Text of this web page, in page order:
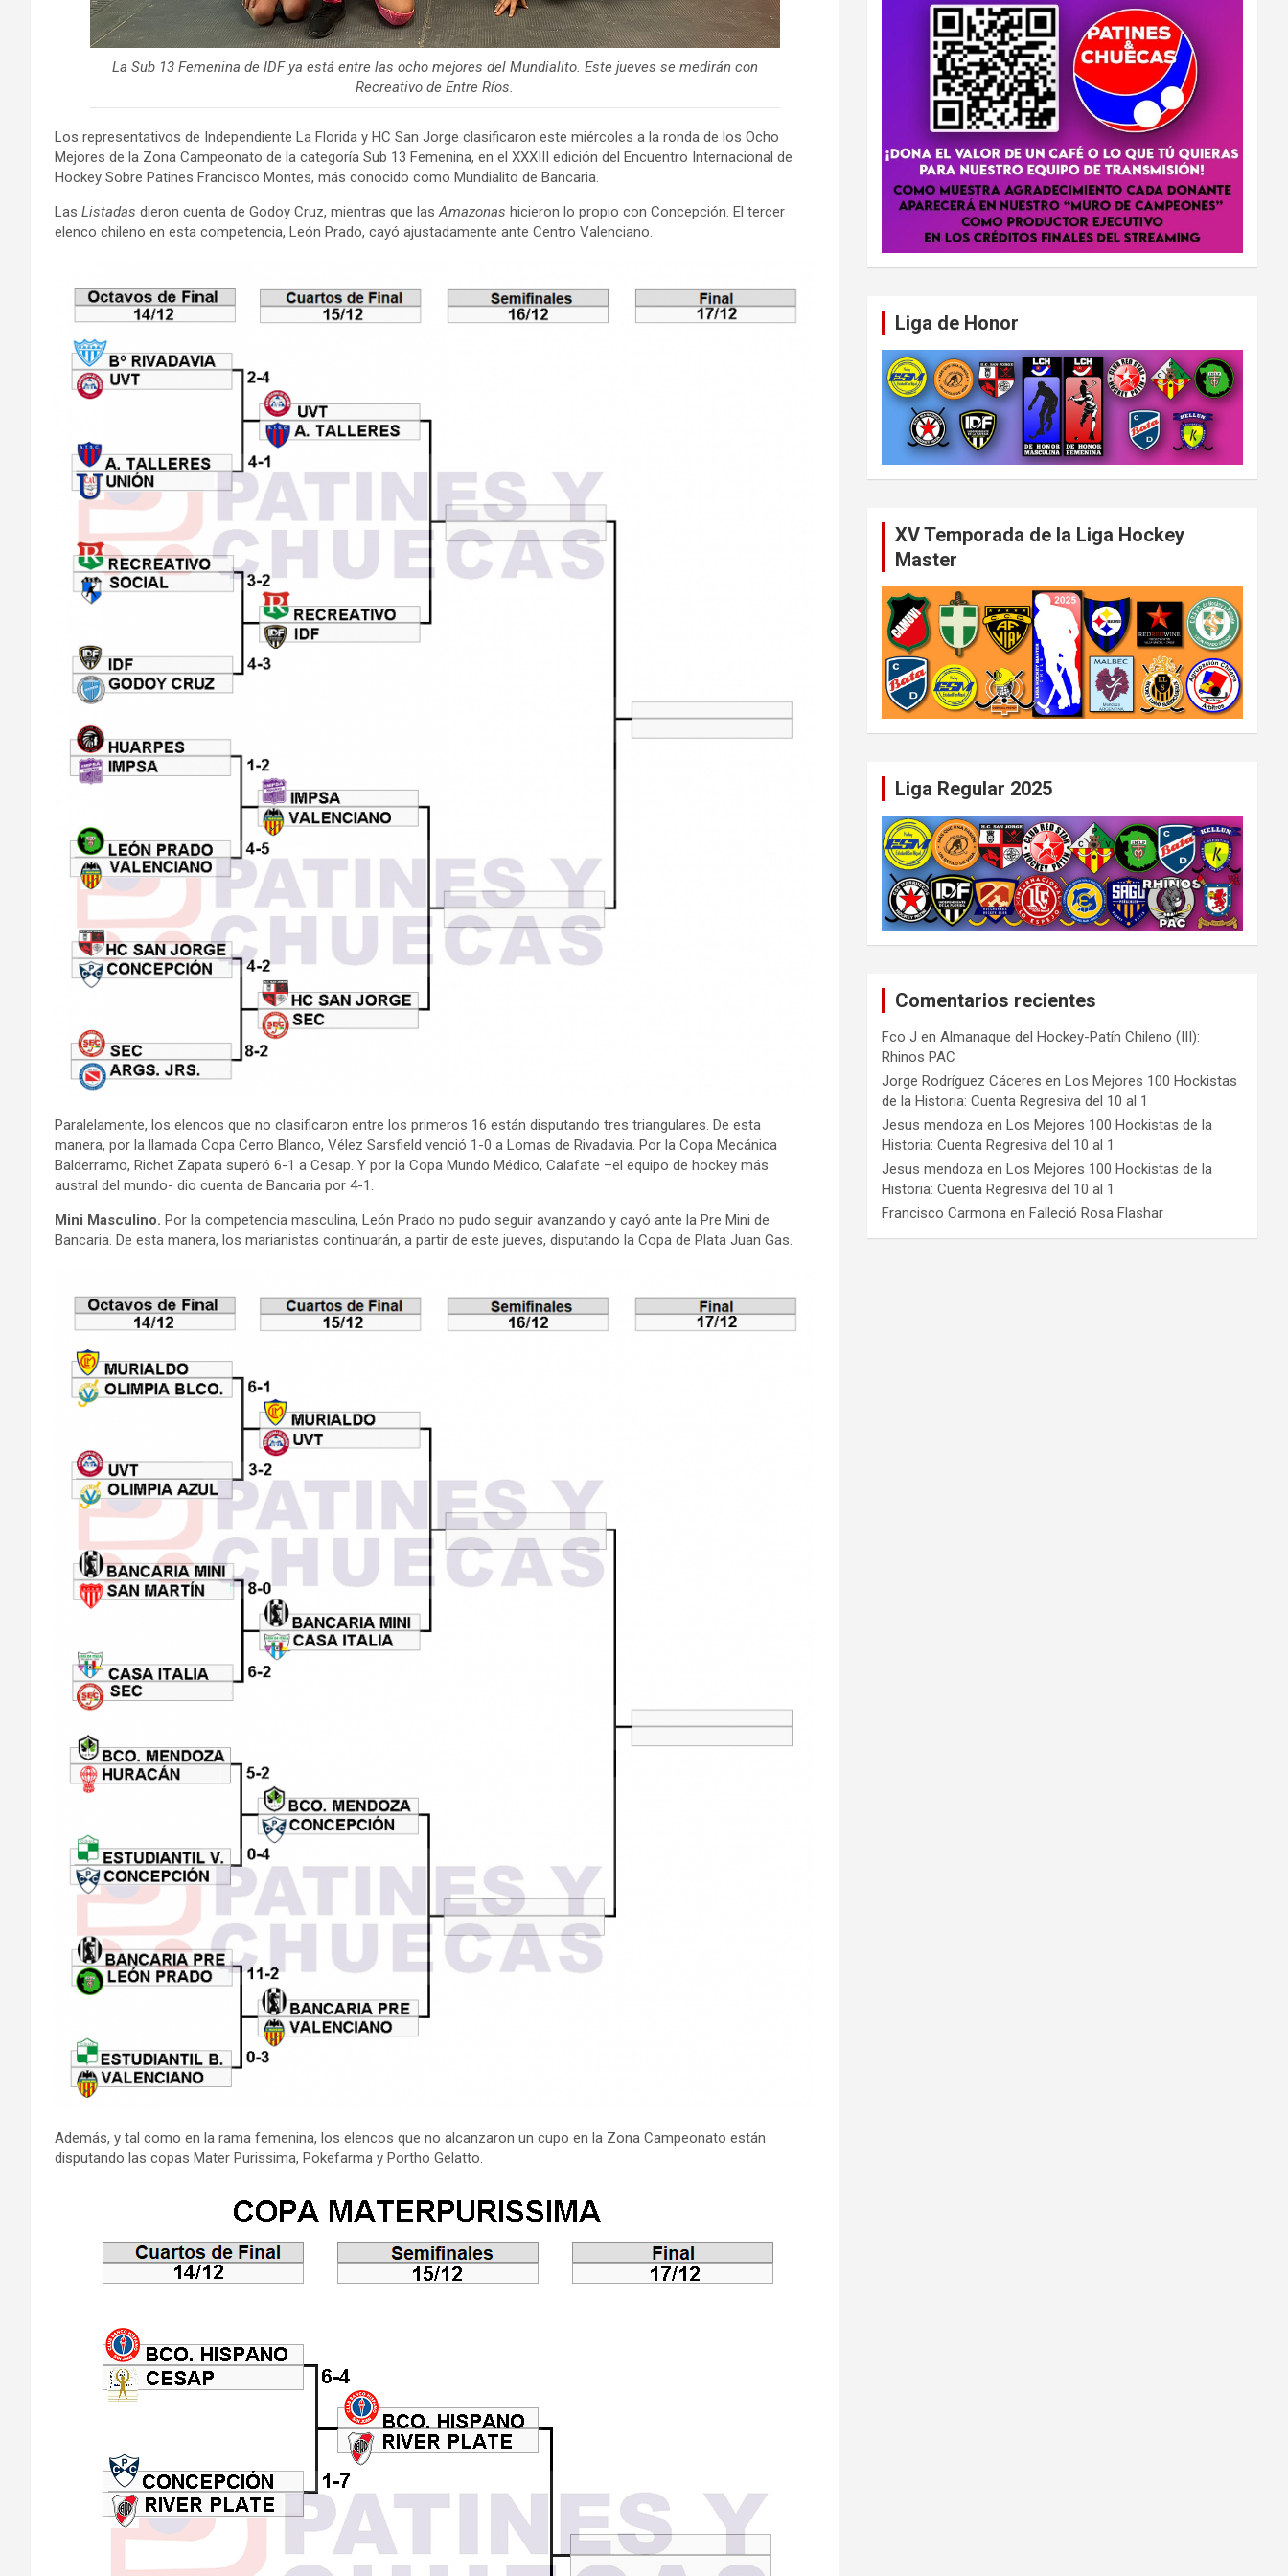
La Sub 13 Femenina de IDF ya está entre las ocho mejores del Mundialito. Este jueves se medirán con
Recreativo de Entre Ríos.
Los representativos de Independiente La Florida y HC San Jorge clasificaron este miércoles a la ronda de los Ocho
Mejores de la Zona Campeonato de la categoría Sub 13 Femenina, en el XXXIII edición del Encuentro Internacional de
Hockey Sobre Patines Francisco Montes, más conocido como Mundialito de Bancaria.
Las Listadas dieron cuenta de Godoy Cruz, mientras que lasAmazonas hicieron lo propio con Concepción. El tercer
elenco chileno en esta competencia, León Prado, cayó ajustadamente ante Centro Valenciano.
Paralelamente, los elencos que no clasificaron entre los primeros 16 están disputando tres triangulares. De esta
manera, por la llamada Copa Cerro Blanco, Vélez Sarsfield venció 1-0 a Lomas de Rivadavia. Por la Copa Mecánica
Balderramo, Richet Zapata superó 6-1 a Cesap. Y por la Copa Mundo Médico, Calafate –el equipo de hockey más
austral del mundo- dio cuenta de Bancaria por 4-1.
Mini Masculino. Por la competencia masculina, León Prado no pudo seguir avanzando y cayó ante la Pre Mini de
Bancaria. De esta manera, los marianistas continuarán, a partir de este jueves, disputando la Copa de Plata Juan Gas.
Además, y tal como en la rama femenina, los elencos que no alcanzaron un cupo en la Zona Campeonato están
disputando las copas Mater Purissima, Pokefarma y Portho Gelatto.
Liga de Honor
XV Temporada de la Liga Hockey
Master
Liga Regular 2025
Comentarios recientes
Fco J enAlmanaque del Hockey-Patín Chileno (III):
Rhinos PAC
Jorge Rodríguez Cáceres enLos Mejores 100 Hockistas
de la Historia: Cuenta Regresiva del 10 al 1
Jesus mendoza enLos Mejores 100 Hockistas de la
Historia: Cuenta Regresiva del 10 al 1
Jesus mendoza enLos Mejores 100 Hockistas de la
Historia: Cuenta Regresiva del 10 al 1
Francisco Carmona enFalleció Rosa Flashar